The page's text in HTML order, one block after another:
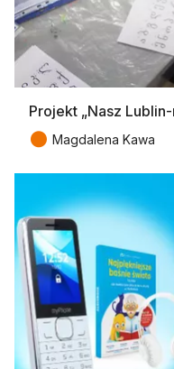
Projekt „Nasz
● Magdalena Kawa